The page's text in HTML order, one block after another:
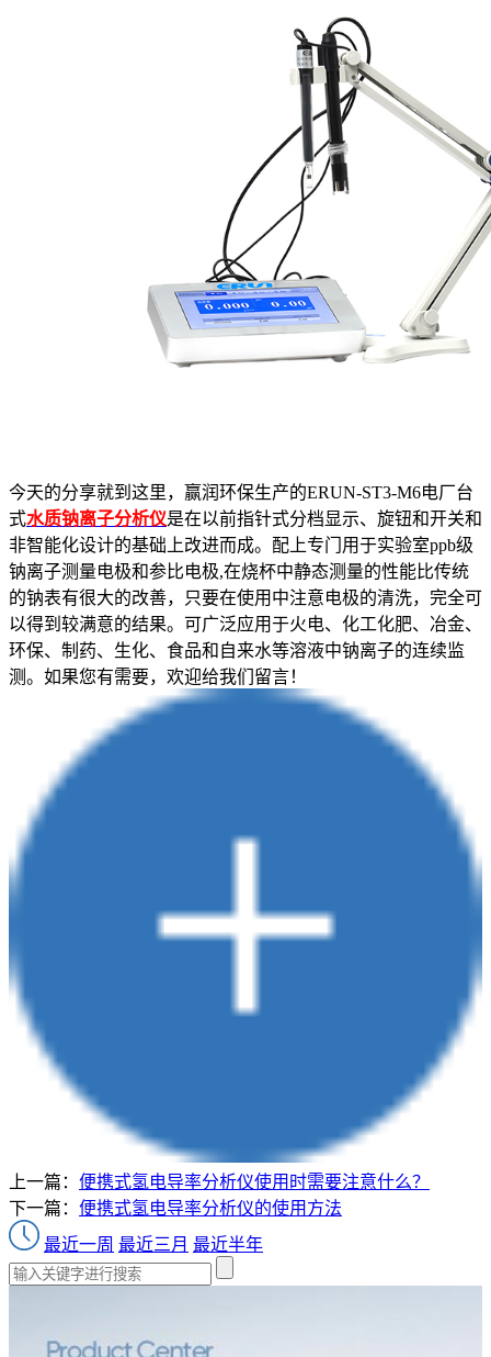
今天的分享就到这里，赢润环保生产的ERUN-ST3-M6电厂台
式水质钠离子分析仪是在以前指针式分档显示、旋钮和开关和
非智能化设计的基础上改进而成。配上专门用于实验室ppb级
钠离子测量电极和参比电极,在烧杯中静态测量的性能比传统
的钠表有很大的改善，只要在使用中注意电极的清洗，完全可
以得到较满意的结果。可广泛应用于火电、化工化肥、冶金、
环保、制药、生化、食品和自来水等溶液中钠离子的连续监
测。如果您有需要，欢迎给我们留言！
上一篇： 便携式氢电导率分析仪使用时需要注意什么？
下一篇： 便携式氢电导率分析仪的使用方法
最近一周 最近三月 最近半年